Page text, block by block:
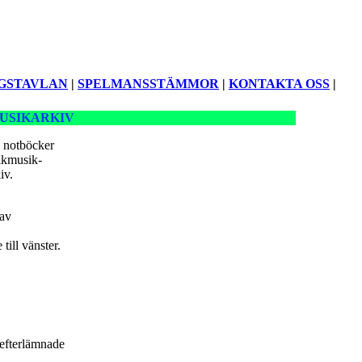
| SPELMANSSTÄMMOR | KONTAKTA OSS |
notböcker
till vänster.
efterlämnade